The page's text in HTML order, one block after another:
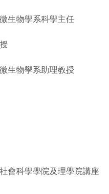
生物學系科學主任
生物學系助理教授
會科學學院及理學院講座